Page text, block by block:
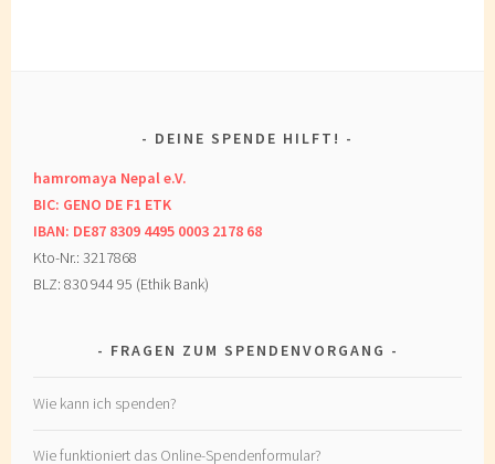
DEINE SPENDE HILFT!
hamromaya Nepal e.V.
BIC: GENO DE F1 ETK
IBAN: DE87 8309 4495 0003 2178 68
Kto-Nr.: 3217868
BLZ: 830 944 95 (Ethik Bank)
FRAGEN ZUM SPENDENVORGANG
Wie kann ich spenden?
Wie funktioniert das Online-Spendenformular?